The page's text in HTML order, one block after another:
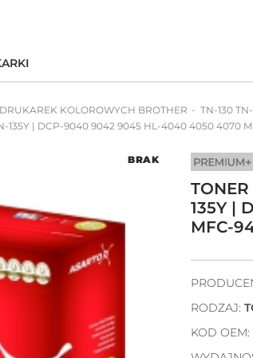
KOLOROWYCH BROTHER
TN-130
135Y | DCP-9040 9042 9045 HL-4040 4050 4070
BRAK
135Y |
MFC-
RODZAJ:
KOD OEM: